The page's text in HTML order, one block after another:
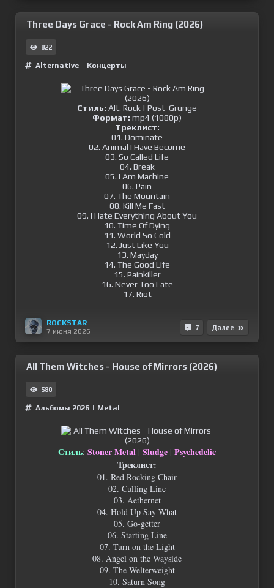
Three Days Grace - Rock Am Ring (2026)
822
Alternative | Концерты
Стиль: Alt. Rock | Post-Grunge
Формат: mp4 (1080p)
Треклист:
01. Dominate
02. Animal I Have Become
03. So Called Life
04. Break
05. I Am Machine
06. Pain
07. The Mountain
08. Kill Me Fast
09. I Hate Everything About You
10. Time Of Dying
11. World So Cold
12. Just Like You
13. Mayday
14. The Good Life
15. Painkiller
16. Never Too Late
17. Riot
ROCKSTAR
7 июня 2026
7 Далее
All Them Witches - House of Mirrors (2026)
580
Альбомы 2026 | Metal
Стиль: Stoner Metal | Sludge | Psychedelic
Треклист:
01. Red Rocking Chair
02. Culling Line
03. Aethernet
04. Hold Up Say What
05. Go-getter
06. Starting Line
07. Turn on the Light
08. Angel on the Wayside
09. The Welterweight
10. Saturn Song